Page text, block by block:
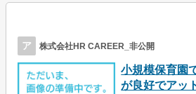
ア 株式会社HR CAREER_非公開
小規模保育園
が良好でアッ